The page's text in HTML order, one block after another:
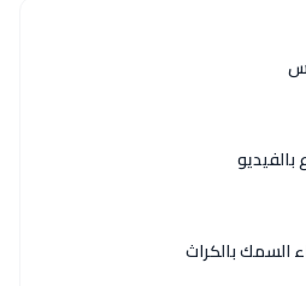
بالكراث